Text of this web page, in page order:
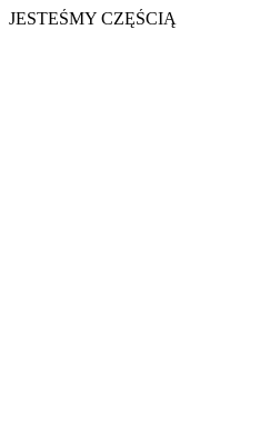
JESTEŚMY CZĘŚCIĄ